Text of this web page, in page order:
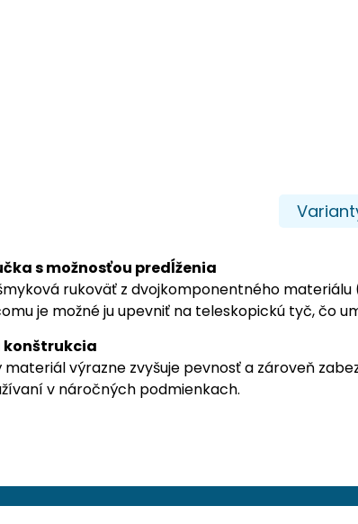
s možnosťou predĺženia
rukoväť z dvojkomponentného
je možné ju upevniť na teleskopickú tyč, čo
konštrukcia
výrazne zvyšuje pevnosť a zároveň
v náročných podmienkach.